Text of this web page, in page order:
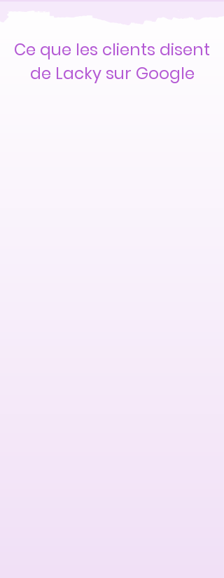
Ce que les clients disent
de Lacky sur Google